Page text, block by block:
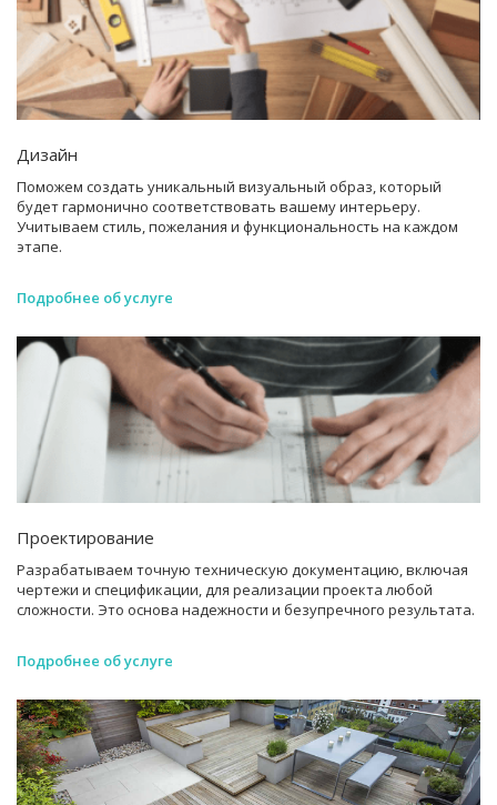
Дизайн
Поможем создать уникальный визуальный образ, который
будет гармонично соответствовать вашему интерьеру.
Учитываем стиль, пожелания и функциональность на каждом
этапе.
Подробнее об услуге
Проектирование
Разрабатываем точную техническую документацию, включая
чертежи и спецификации, для реализации проекта любой
сложности. Это основа надежности и безупречного результата.
Подробнее об услуге